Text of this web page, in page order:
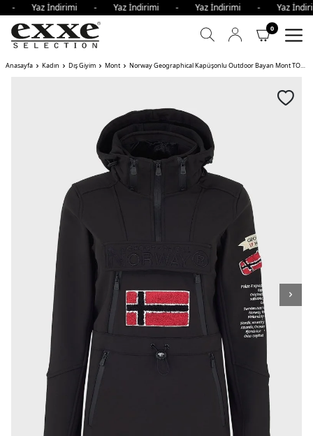
- Yaz İndirimi - Yaz İndirimi - Yaz İndirimi -
0
Anasayfa Kadın Dış Giyim Mont Norway Geographical Kapüşonlu Outdoor Bayan Mont TOPALE